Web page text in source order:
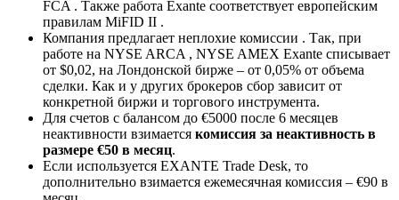
FCA . Также работа Exante соответствует европейским
правилам MiFID II .
Компания предлагает неплохие комиссии . Так, при
работе на NYSE ARCA , NYSE AMEX Exante списывает
от $0,02, на Лондонской бирже – от 0,05% от объема
сделки. Как и у других брокеров сбор зависит от
конкретной биржи и торгового инструмента.
Для счетов с балансом до €5000 после 6 месяцев
неактивности взимается комиссия за неактивность в
размере €50 в месяц.
Если используется EXANTE Trade Desk, то
дополнительно взимается ежемесячная комиссия – €90 в